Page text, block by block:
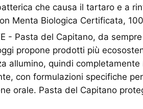
che causa il tartaro e a
Menta Biologica Certificata,
- Pasta del Capitano, da
propone prodotti più
allumino, quindi
con formulazioni specifiche
orale. Pasta del Capitano